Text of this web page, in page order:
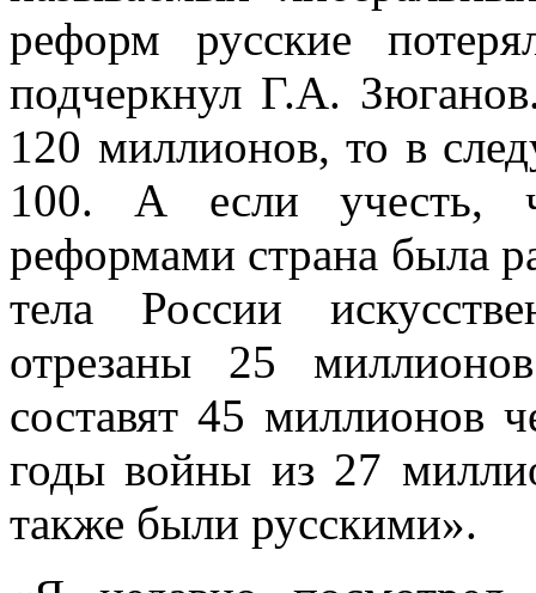
реформ русские
подчеркнул Г.А.
120 миллионов, то в
100. А если учесть,
реформами страна была
тела России
отрезаны 25
составят 45 миллионов
годы войны из 27
также были русскими».